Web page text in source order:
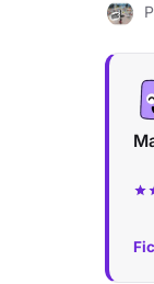
P